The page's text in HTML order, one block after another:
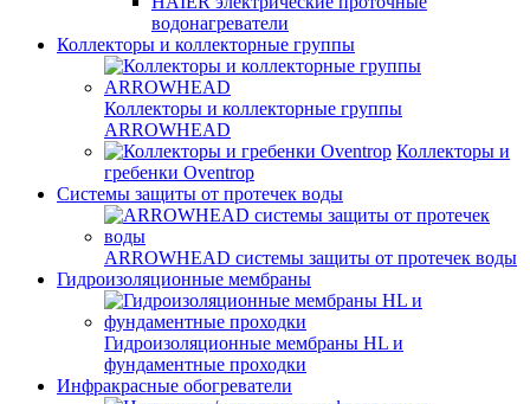
водонагреватели
Коллекторы и коллекторные группы
Коллекторы и коллекторные группы
ARROWHEAD
Коллекторы и
гребенки Oventrop
Системы защиты от протечек воды
ARROWHEAD системы защиты от протечек воды
Гидроизоляционные мембраны
Гидроизоляционные мембраны HL и
фундаментные проходки
Инфракрасные обогреватели